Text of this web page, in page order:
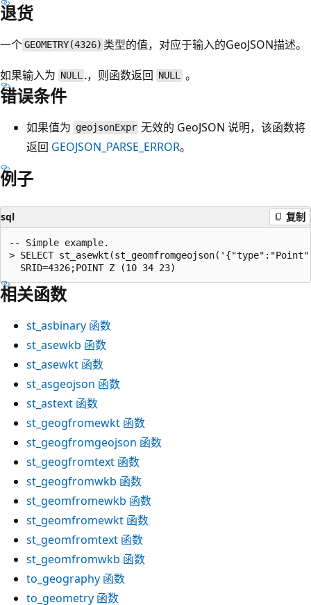
退货
一个GEOMETRY(4326) 类型的值，对应于输入的GeoJSON描述。
如果输入为 NULL .，则函数返回 NULL。
错误条件
如果值为 geojsonExpr 无效的 GeoJSON 说明，该函数将
返回 GEOJSON_PARSE_ERROR。
例子
sql 复制
-- Simple example.
> SELECT
相关函数
st_asbinary 函数
st_asewkb 函数
st_asewkt 函数
st_asgeojson 函数
st_astext 函数
st_geogfromewkt 函数
st_geogfromgeojson 函数
st_geogfromtext 函数
st_geogfromwkb 函数
st_geomfromewkb 函数
st_geomfromewkt 函数
st_geomfromtext 函数
st_geomfromwkb 函数
to_geography 函数
to_geometry 函数